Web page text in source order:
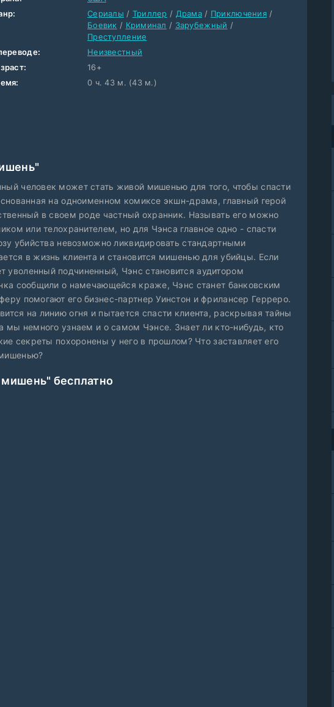
Сериалы / Триллер / Драма / Приключения/
Боевик / Криминал / Зарубежный /
Преступление
Неизвестный
16+
0 ч. 43 м. (43 м.)
человек может стать живой мишенью для того, чтобы спасти
на одноименном комиксе экшн-драма, главный герой
в своем роде частный охранник. Называть его можно
или телохранителем, но для Чэнса главное одно - спасти
убийства невозможно ликвидировать стандартными
в жизнь клиента и становится мишенью для убийцы. Если
подчиненный, Чэнс становится аудитором
сообщили о намечающейся краже, Чэнс станет банковским
помогают его бизнес-партнер Уинстон и фрилансер Герреро.
на линию огня и пытается спасти клиента, раскрывая тайны
мы немного узнаем и о самом Чэнсе. Знает ли кто-нибудь, кто
секреты похоронены у него в прошлом? Что заставляет его
бесплатно